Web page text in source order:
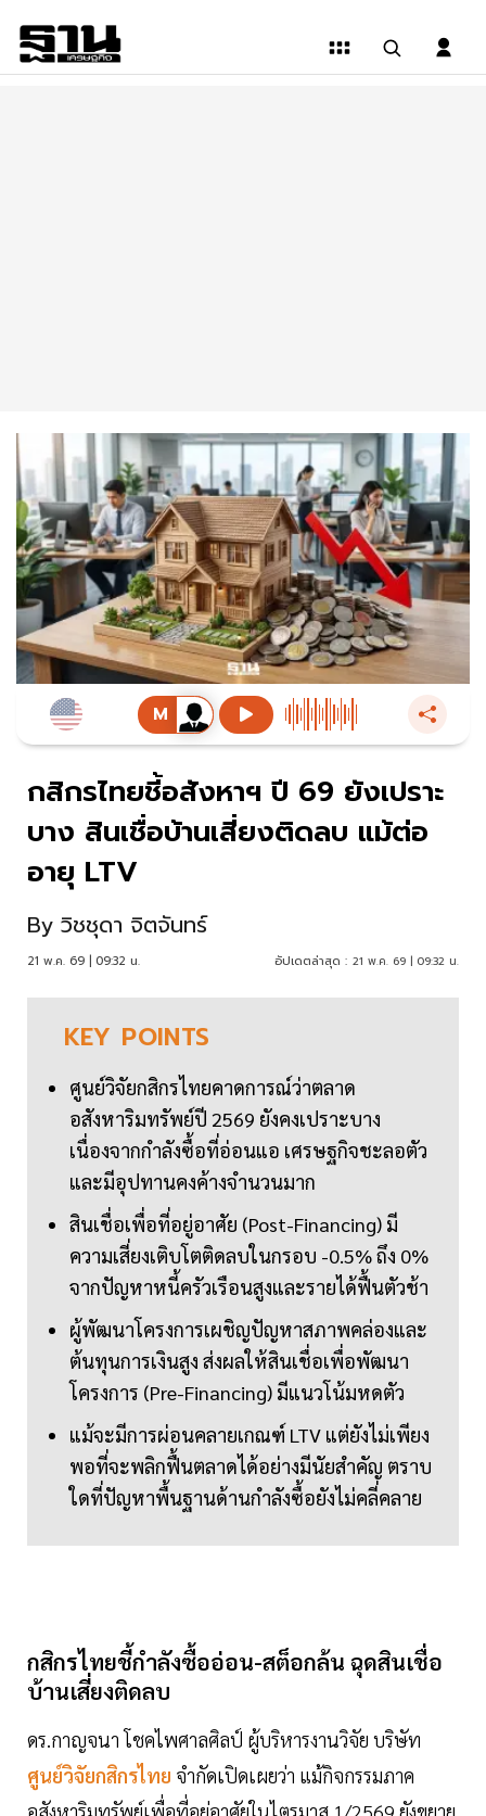
กสิกรไทยชี้อสังหาฯ ปี 69 ยังเปราะ
บาง สินเชื่อบ้านเสี่ยงติดลบ แม้ต่อ
อายุ LTV
By วิชชุดา จิตจันทร์
21 พ.ค. 69 | 09:32 น. อัปเดตล่าสุด : 21 พ.ค. 69 | 09:32 น.
KEY POINTS
ศูนย์วิจัยกสิกรไทยคาดการณ์ว่าตลาด
อสังหาริมทรัพย์ปี 2569 ยังคงเปราะบาง
เนื่องจากกำลังซื้อที่อ่อนแอ เศรษฐกิจชะลอตัว
และมีอุปทานคงค้างจำนวนมาก
สินเชื่อเพื่อที่อยู่อาศัย (Post-Financing) มี
ความเสี่ยงเติบโตติดลบในกรอบ -0.5% ถึง 0%
จากปัญหาหนี้ครัวเรือนสูงและรายได้ฟื้นตัวช้า
ผู้พัฒนาโครงการเผชิญปัญหาสภาพคล่องและ
ต้นทุนการเงินสูง ส่งผลให้สินเชื่อเพื่อพัฒนา
โครงการ (Pre-Financing) มีแนวโน้มหดตัว
แม้จะมีการผ่อนคลายเกณฑ์ LTV แต่ยังไม่เพียง
พอที่จะพลิกฟื้นตลาดได้อย่างมีนัยสำคัญ ตราบ
ใดที่ปัญหาพื้นฐานด้านกำลังซื้อยังไม่คลี่คลาย
กสิกรไทยชี้กำลังซื้ออ่อน-สต็อกล้น ฉุดสินเชื่อ
บ้านเสี่ยงติดลบ
ดร.กาญจนา โชคไพศาลศิลป์ ผู้บริหารงานวิจัย บริษัท
ศูนย์วิจัยกสิกรไทย จำกัดเปิดเผยว่า แม้กิจกรรมภาค